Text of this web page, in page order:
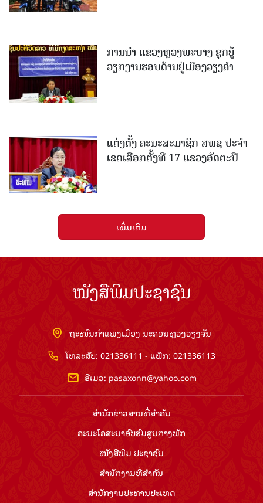
ການນຳ ແຂວງຫຼວງພະບາງ ຊຸກຍູ້
ວຽກງານຮອບດ້ານຢູ່ເມືອງວຽງຄໍາ
ແຕ່ງຕັ້ງ ຄະນະສະມາຊິກ ສພຊ ປະຈຳ
ເຂດເລືອກຕັ້ງທີ 17 ແຂວງອັດຕະປື
ເພີ່ມເຕີມ
ໜັງສືພິມປະຊາຊົນ
ຖະໜົນກຳແພງເມືອງ ນະຄອນຫຼວງວຽງຈັນ
ໂທລະສັບ: 021336111 - ແຟັກ: 021336113
ອີເມວ: pasaxonn@yahoo.com
ສຳ​ນັກ​ຂ່າວ​ສານ​ທີ່​ສຳ​ຄັນ​
ຄະນະໂຄສະນາອົບຮົມ​ສູນ​ກາງ​ພັກ
ໜັງສືພິມ ປະ​ຊາ​ຊົນ
ສຳ​ນັກ​ງານ​ທີ່​ສຳ​ຄັນ
ສຳ​ນັກ​ງານ​ປະ​ທານ​ປະ​ເທດ